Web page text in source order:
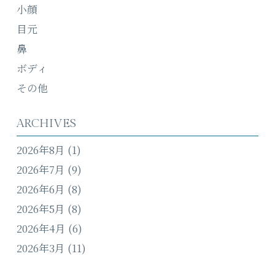
小顔
目元
鼻
ボディ
その他
ARCHIVES
2026年8月 (1)
2026年7月 (9)
2026年6月 (8)
2026年5月 (8)
2026年4月 (6)
2026年3月 (11)